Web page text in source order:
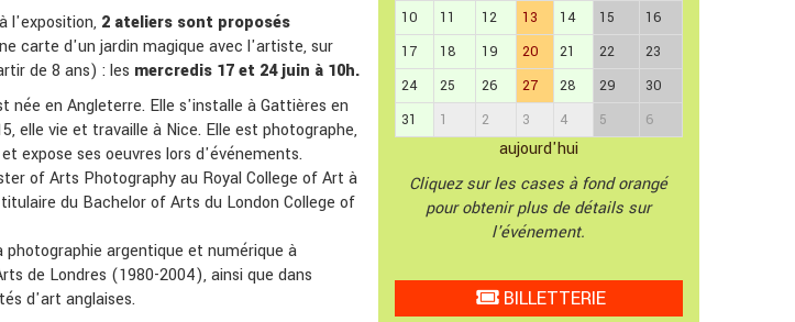
l'exposition, 2 ateliers sont proposés
carte d'un jardin magique avec l'artiste, sur
de 8 ans) : les mercredis 17 et 24 juin à 10h.
née en Angleterre. Elle s'installe à Gattières en
elle vie et travaille à Nice. Elle est photographe,
expose ses oeuvres lors d'événements.
of Arts Photography au Royal College of Art à
du Bachelor of Arts du London College of
photographie argentique et numérique à
de Londres (1980-2004), ainsi que dans
d'art anglaises.
10
11 12 13 14 15
16
17
18 19 20 21 22
23
24
25 26 27 28 29
30
31
1 2 3 4 5 6
aujourd'hui
Cliquez sur les cases à fond orangé
pour obtenir plus de détails sur
l'événement.
BILLETTERIE